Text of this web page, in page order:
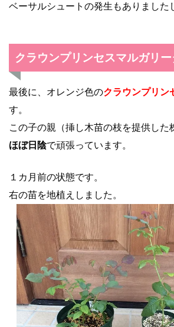
ベーサルシュートの発生もありました
クラウンプリンセスマルガリー
最後に、オレンジ色のクラウンプリン
す。
この子の親（挿し木苗の枝を提供した
ほぼ日陰で頑張っています。
１カ月前の状態です。
右の苗を地植えしました。